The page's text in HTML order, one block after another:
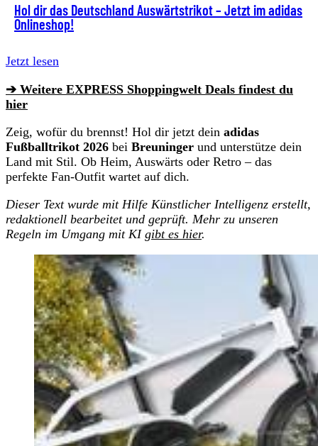
Hol dir das Deutschland Auswärtstrikot – Jetzt im adidas
Onlineshop!
Jetzt lesen
➔ Weitere EXPRESS Shoppingwelt Deals findest du
hier
Zeig, wofür du brennst! Hol dir jetzt dein adidas
Fußballtrikot 2026 bei Breuninger und unterstütze dein
Land mit Stil. Ob Heim, Auswärts oder Retro – das
perfekte Fan-Outfit wartet auf dich.
Dieser Text wurde mit Hilfe Künstlicher Intelligenz erstellt,
redaktionell bearbeitet und geprüft. Mehr zu unseren
Regeln im Umgang mit KI gibt es hier.